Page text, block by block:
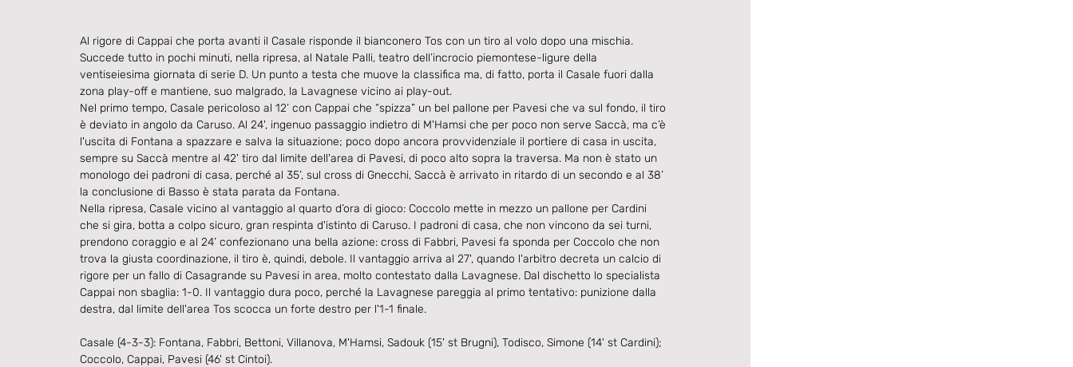
Al rigore di Cappai che porta avanti il Casale risponde il bianconero Tos con un tiro al volo dopo una mischia.
Succede tutto in pochi minuti, nella ripresa, al Natale Palli, teatro dell’incrocio piemontese-ligure della
ventiseiesima giornata di serie D. Un punto a testa che muove la classifica ma, di fatto, porta il Casale fuori dalla
zona play-off e mantiene, suo malgrado, la Lavagnese vicino ai play-out.
Nel primo tempo, Casale pericoloso al 12’ con Cappai che “spizza” un bel pallone per Pavesi che va sul fondo, il tiro
è deviato in angolo da Caruso. Al 24', ingenuo passaggio indietro di M'Hamsi che per poco non serve Saccà, ma c’è
l'uscita di Fontana a spazzare e salva la situazione; poco dopo ancora provvidenziale il portiere di casa in uscita,
sempre su Saccà mentre al 42' tiro dal limite dell'area di Pavesi, di poco alto sopra la traversa. Ma non è stato un
monologo dei padroni di casa, perché al 35’, sul cross di Gnecchi, Saccà è arrivato in ritardo di un secondo e al 38’
la conclusione di Basso è stata parata da Fontana.
Nella ripresa, Casale vicino al vantaggio al quarto d’ora di gioco: Coccolo mette in mezzo un pallone per Cardini
che si gira, botta a colpo sicuro, gran respinta d'istinto di Caruso. I padroni di casa, che non vincono da sei turni,
prendono coraggio e al 24’ confezionano una bella azione: cross di Fabbri, Pavesi fa sponda per Coccolo che non
trova la giusta coordinazione, il tiro è, quindi, debole. Il vantaggio arriva al 27', quando l'arbitro decreta un calcio di
rigore per un fallo di Casagrande su Pavesi in area, molto contestato dalla Lavagnese. Dal dischetto lo specialista
Cappai non sbaglia: 1-0. Il vantaggio dura poco, perché la Lavagnese pareggia al primo tentativo: punizione dalla
destra, dal limite dell'area Tos scocca un forte destro per l'1-1 finale.
Casale (4-3-3): Fontana, Fabbri, Bettoni, Villanova, M'Hamsi, Sadouk (15' st Brugni), Todisco, Simone (14' st Cardini);
Coccolo, Cappai, Pavesi (46' st Cintoi).